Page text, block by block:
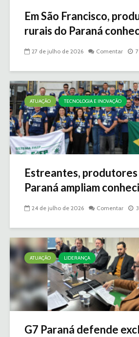
Em São Francisco,
rurais do Paraná
27 de julho de 2026 Comentar
ATUAÇÃO TECNOLOGIA E INOVAÇÃO
Estreantes,
Paraná ampliam
24 de julho de 2026 Comentar
ATUAÇÃO LIDERANÇA
G7 Paraná defende